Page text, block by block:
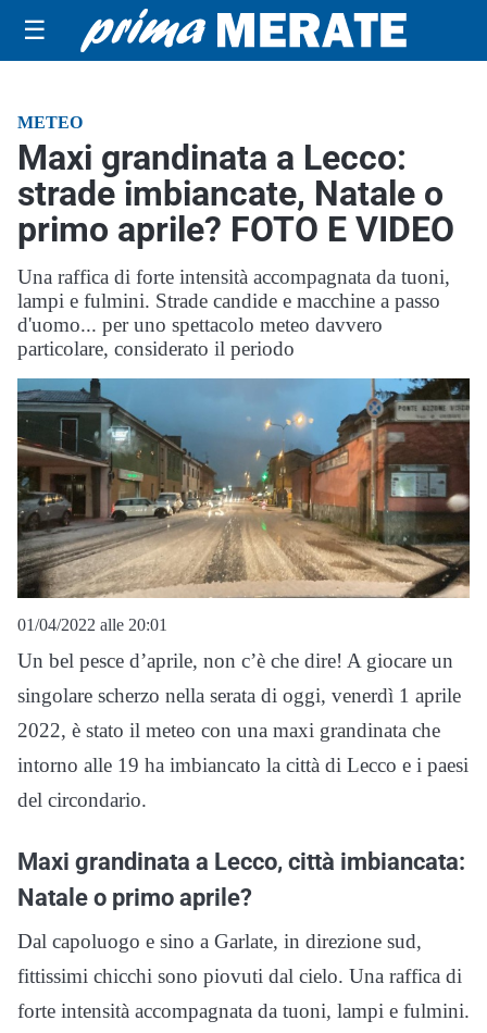
☰
METEO
Maxi grandinata a Lecco:
strade imbiancate, Natale o
primo aprile? FOTO E VIDEO
Una raffica di forte intensità accompagnata da tuoni,
lampi e fulmini. Strade candide e macchine a passo
d'uomo... per uno spettacolo meteo davvero
particolare, considerato il periodo
01/04/2022 alle 20:01
Un bel pesce d’aprile, non c’è che dire! A giocare un
singolare scherzo nella serata di oggi, venerdì 1 aprile
2022, è stato il meteo con una maxi grandinata che
intorno alle 19 ha imbiancato la città di Lecco e i paesi
del circondario.
Maxi grandinata a Lecco, città imbiancata:
Natale o primo aprile?
Dal capoluogo e sino a Garlate, in direzione sud,
fittissimi chicchi sono piovuti dal cielo. Una raffica di
forte intensità accompagnata da tuoni, lampi e fulmini.